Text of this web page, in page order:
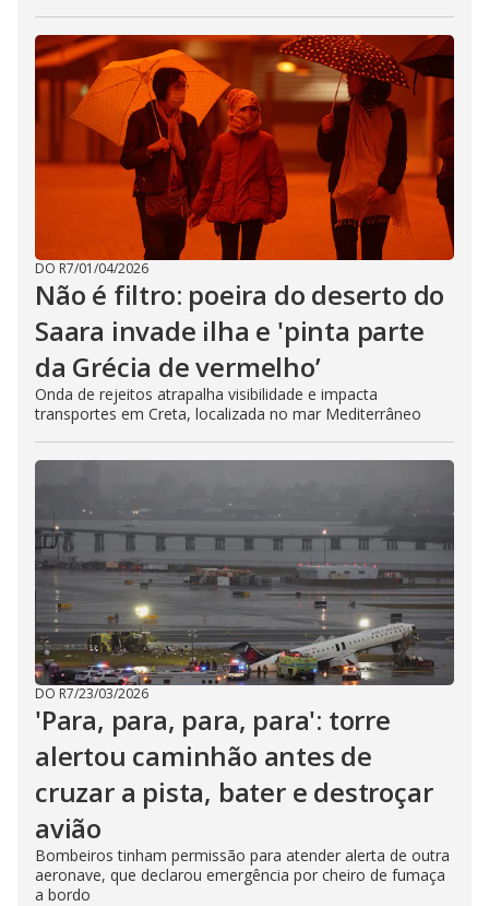
DO R7/01/04/2026
Não é filtro: poeira do deserto do
Saara invade ilha e 'pinta parte
da Grécia de vermelho’
Onda de rejeitos atrapalha visibilidade e impacta
transportes em Creta, localizada no mar Mediterrâneo
DO R7/23/03/2026
'Para, para, para, para': torre
alertou caminhão antes de
cruzar a pista, bater e destroçar
avião
Bombeiros tinham permissão para atender alerta de outra
aeronave, que declarou emergência por cheiro de fumaça
a bordo